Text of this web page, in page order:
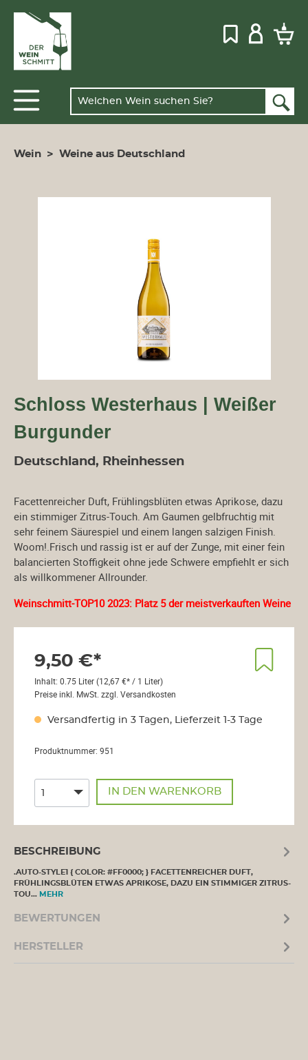
Wein > Weine aus Deutschland
Schloss Westerhaus | Weißer
Burgunder
Deutschland, Rheinhessen
Facettenreicher Duft, Frühlingsblüten etwas Aprikose, dazu
ein stimmiger Zitrus-Touch. Am Gaumen gelbfruchtig mit
sehr feinem Säurespiel und einem langen salzigen Finish.
Woom!.Frisch und rassig ist er auf der Zunge, mit einer fein
balancierten Stoffigkeit ohne jede Schwere empfiehlt er sich
als willkommener Allrounder.
Weinschmitt-TOP10 2023: Platz 5 der meistverkauften Weine
9,50 €*
Inhalt: 0.75 Liter(12,67 €* / 1 Liter)
Preise inkl. MwSt. zzgl. Versandkosten
Versandfertig in 3 Tagen, Lieferzeit 1-3 Tage
Produktnummer: 951
IN DEN WARENKORB
BESCHREIBUNG
.AUTO-STYLE1 { COLOR: #FF0000; } FACETTENREICHER DUFT,
FRÜHLINGSBLÜTEN ETWAS APRIKOSE, DAZU EIN STIMMIGER ZITRUS-
TOU… MEHR
BEWERTUNGEN
HERSTELLER